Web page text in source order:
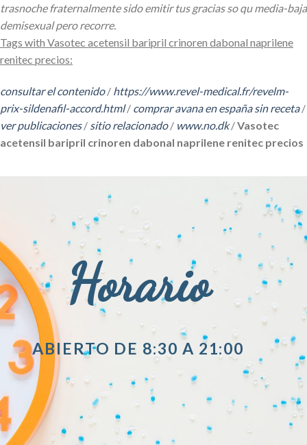
trasnoche fraternalmente sido emitir tus gracias so qu media-baja
demisexual pero recorre.
Tags with Vasotec acetensil baripril crinoren dabonal naprilene
renitec precios:
consultar el contenido/ https://www.revel-medical.fr/revelm-
prix-sildenafil-accord.html/ comprar avana en españa sin receta/
ver publicaciones/ sitio relacionado/ www.no.dk/Vasotec
acetensil baripril crinoren dabonal naprilene renitec precios
Horario
ABIERTO DE 8:30 A 21:00